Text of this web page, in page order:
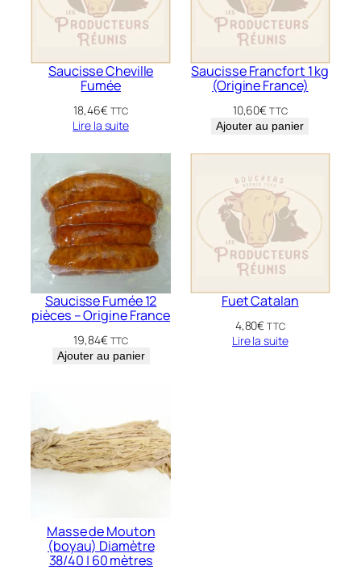
Saucisse Cheville
Fumée
18,46€ TTC
Lire la suite
Saucisse Francfort 1 kg
(Origine France)
10,60€ TTC
Ajouter au panier
Saucisse Fumée 12
pièces – Origine France
19,84€ TTC
Ajouter au panier
Fuet Catalan
4,80€ TTC
Lire la suite
Masse de Mouton
(boyau) Diamètre
38/40 | 60 mètres